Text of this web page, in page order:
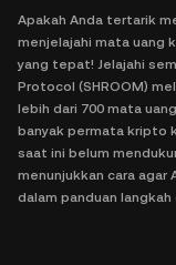
Apakah Anda tertarik
menjelajahi mata uang
yang tepat! Jelajahi
Protocol (SHROOM)
lebih dari 700 mata
banyak permata kripto
saat ini belum
menunjukkan cara
dalam panduan langkah